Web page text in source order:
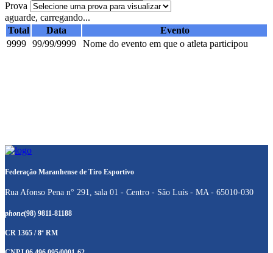
Prova
aguarde, carregando...
Total
Data
Evento
9999 99/99/9999 Nome do evento em que o atleta participou
Federação Maranhense de Tiro Esportivo
Rua Afonso Pena n° 291, sala 01 - Centro - São Luís - MA - 65010-030
phone(98) 9811-81188
CR 1365 / 8ª RM